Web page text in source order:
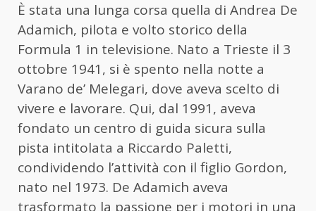
È stata una lunga corsa quella di Andrea De
Adamich, pilota e volto storico della
Formula 1 in televisione. Nato a Trieste il 3
ottobre 1941, si è spento nella notte a
Varano de’ Melegari, dove aveva scelto di
vivere e lavorare. Qui, dal 1991, aveva
fondato un centro di guida sicura sulla
pista intitolata a Riccardo Paletti,
condividendo l’attività con il figlio Gordon,
nato nel 1973. De Adamich aveva
trasformato la passione per i motori in una